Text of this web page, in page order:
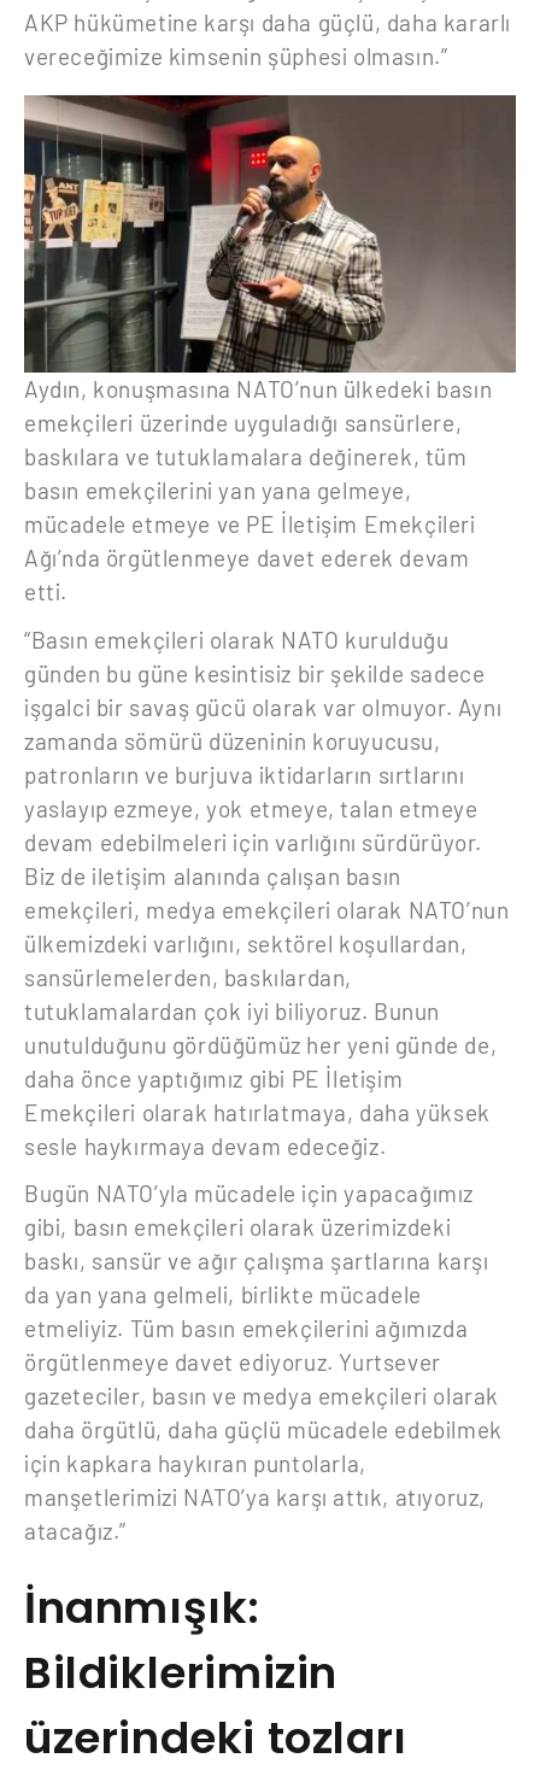
AKP hükümetine karşı daha güçlü, daha kararlı
vereceğimize kimsenin şüphesi olmasın.”
Aydın, konuşmasına NATO’nun ülkedeki basın
emekçileri üzerinde uyguladığı sansürlere,
baskılara ve tutuklamalara değinerek, tüm
basın emekçilerini yan yana gelmeye,
mücadele etmeye ve PE İletişim Emekçileri
Ağı’nda örgütlenmeye davet ederek devam
etti.
“Basın emekçileri olarak NATO kurulduğu
günden bu güne kesintisiz bir şekilde sadece
işgalci bir savaş gücü olarak var olmuyor. Aynı
zamanda sömürü düzeninin koruyucusu,
patronların ve burjuva iktidarların sırtlarını
yaslayıp ezmeye, yok etmeye, talan etmeye
devam edebilmeleri için varlığını sürdürüyor.
Biz de iletişim alanında çalışan basın
emekçileri, medya emekçileri olarak NATO’nun
ülkemizdeki varlığını, sektörel koşullardan,
sansürlemelerden, baskılardan,
tutuklamalardan çok iyi biliyoruz. Bunun
unutulduğunu gördüğümüz her yeni günde de,
daha önce yaptığımız gibi PE İletişim
Emekçileri olarak hatırlatmaya, daha yüksek
sesle haykırmaya devam edeceğiz.
Bugün NATO’yla mücadele için yapacağımız
gibi, basın emekçileri olarak üzerimizdeki
baskı, sansür ve ağır çalışma şartlarına karşı
da yan yana gelmeli, birlikte mücadele
etmeliyiz. Tüm basın emekçilerini ağımızda
örgütlenmeye davet ediyoruz. Yurtsever
gazeteciler, basın ve medya emekçileri olarak
daha örgütlü, daha güçlü mücadele edebilmek
için kapkara haykıran puntolarla,
manşetlerimizi NATO’ya karşı attık, atıyoruz,
atacağız.”
İnanmışık:
Bildiklerimizin
üzerindeki tozları